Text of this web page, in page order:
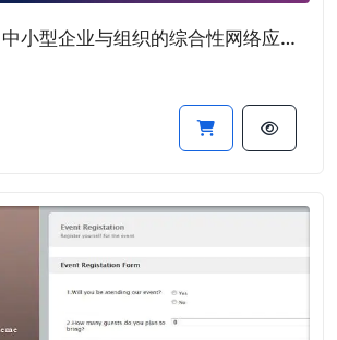
Acculance - 中小型企业与组织的综合性网络应用